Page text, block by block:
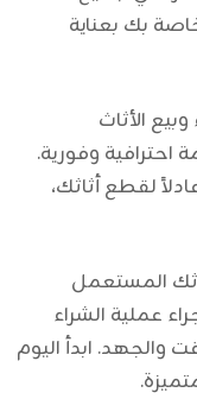
بك بعناية
الأثاث
وفورية.
لقطع أثاثك،
المستعمل
عملية الشراء
والجهد. ابدأ اليوم